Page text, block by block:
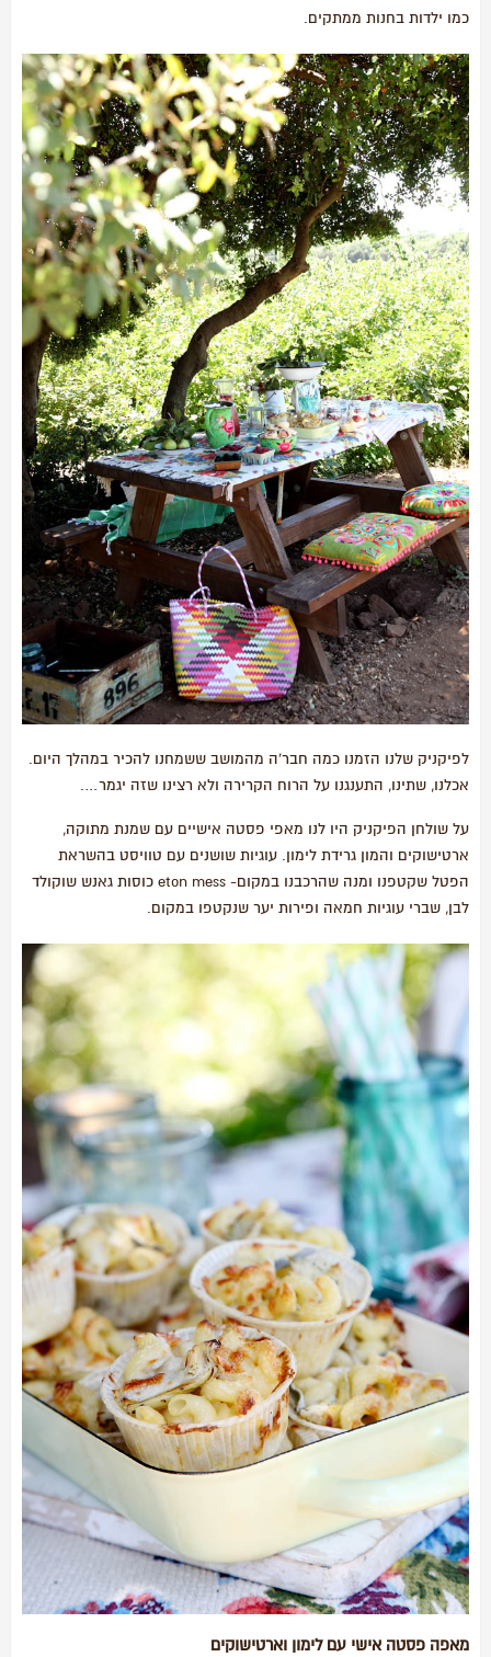
כמו ילדות בחנות ממתקים.
לפיקניק שלנו הזמנו כמה חבר'ה מהמושב ששמחנו להכיר במהלך היום.
אכלנו, שתינו, התענגנו על הרוח הקרירה ולא רצינו שזה יגמר….
על שולחן הפיקניק היו לנו מאפי פסטה אישיים עם שמנת מתוקה,
ארטישוקים והמון גרידת לימון. עוגיות שושנים עם טוויסט בהשראת
הפטל שקטפנו ומנה שהרכבנו במקום- eton mess כוסות גאנש שוקולד
לבן, שברי עוגיות חמאה ופירות יער שנקטפו במקום.
מאפה פסטה אישי עם לימון וארטישוקים